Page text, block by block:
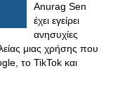
Anurag Sen
έχει εγείρει
ανησυχίες
μιας χρήσης που
το TikTok και